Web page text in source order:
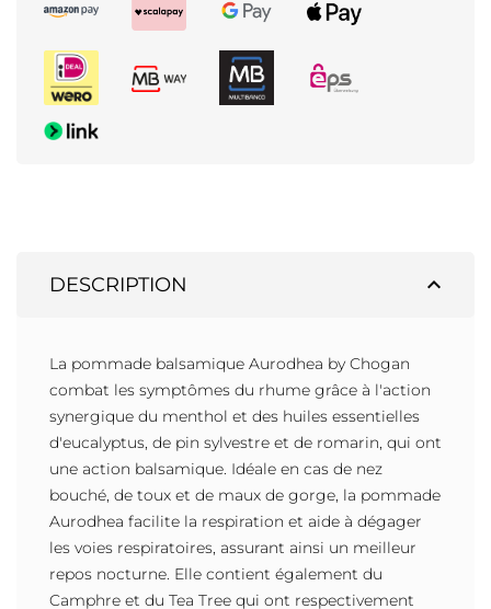
expand_less
DESCRIPTION
La pommade balsamique Aurodhea by Chogan
combat les symptômes du rhume grâce à l'action
synergique du menthol et des huiles essentielles
d'eucalyptus, de pin sylvestre et de romarin, qui ont
une action balsamique. Idéale en cas de nez
bouché, de toux et de maux de gorge, la pommade
Aurodhea facilite la respiration et aide à dégager
les voies respiratoires, assurant ainsi un meilleur
repos nocturne. Elle contient également du
Camphre et du Tea Tree qui ont respectivement